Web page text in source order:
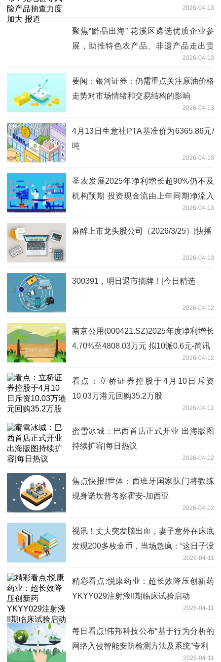
2026-04-13
聚焦“黔品出海” 花溪区遴选优质企业参
展，助推特色农产品、非遗产品走出贵
2026-04-13
要闻：银河证券：仍需重点关注原油价格
走势对市场情绪和交易结构的影响
2026-04-13
4月13日生意社PTA基准价为6365.86元/
吨
2026-04-13
圣农发展2025年净利增长超90%仍不及
机构预期 投资现金流由上年同期净流入
2026-04-13
麻醉上市龙头股公司（2026/3/25）|快播
2026-04-13
300391，明日退市摘牌！|今日精选
2026-04-12
南京公用(000421.SZ)2025年度净利增长
4.70%至4808.03万元 拟10派0.6元-简讯
2026-04-12
看点：立桥证券控股于4月10日斥资
10.03万港元回购35.2万股
2026-04-12
蜜雪冰城：巴西首店正式开业 出海版图
持续扩容|每日热议
2026-04-12
焦点快报!世体：西班牙国家队门将教练
现身诺坎普考察霍安-加西亚
2026-04-12
视讯！丈夫突发脑出血，妻子意外在床底
发现200多枚金币，当场急疯：“这日子没
2026-04-11
精彩看点:悦康药业：超长效降压创新药
YKYY029注射液II期临床试验启动
2026-04-11
每日看点!伟邦科技公布“基于行为分析的
网络入侵智能安防检测方法及系统”专利
2026-04-11